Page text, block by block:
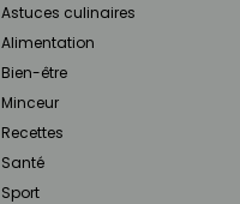
Astuces culinaires
Alimentation
Bien-être
Minceur
Recettes
Santé
Sport